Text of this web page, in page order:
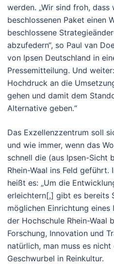
werden. „Wir sind froh,
beschlossenen Paket einen
beschlossene
abzufedern“, so Paul van
von Ipsen Deutschland in
Pressemitteilung. Und
Hochdruck an die
gehen und damit dem
Alternative geben.“
Das Exzellenzzentrum soll
und wie immer, wenn das
schnell die (aus Ipsen-Sicht
Rhein-Waal ins Feld geführt.
heißt es: „Um die
erleichtern[,] gibt es bereits
möglichen Einrichtung
der Hochschule Rhein-Waal
Forschung, Innovation und
natürlich, man muss es
Geschwurbel in Reinkultur.